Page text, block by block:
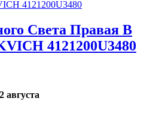
Света Правая В
4121200U3480
августа